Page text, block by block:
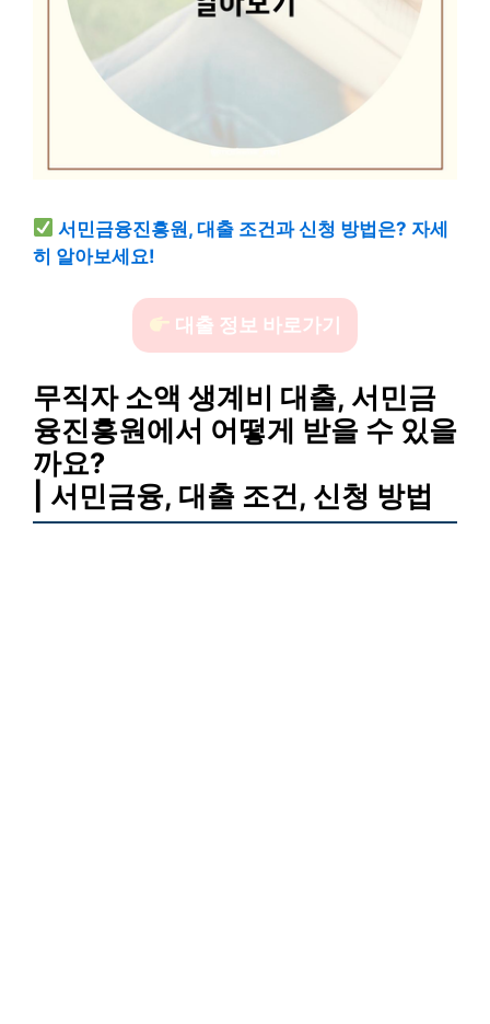
서민금융진흥원, 대출 조건과 신청 방법은? 자세
히 알아보세요!
대출 정보 바로가기
무직자 소액 생계비 대출, 서민금
융진흥원에서 어떻게 받을 수 있을
까요?
| 서민금융, 대출 조건, 신청 방법